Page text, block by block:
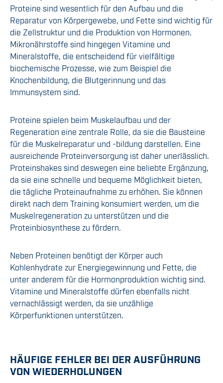
Proteine sind wesentlich für den Aufbau und die
Reparatur von Körpergewebe, und Fette sind wichtig für
die Zellstruktur und die Produktion von Hormonen.
Mikronährstoffe sind hingegen Vitamine und
Mineralstoffe, die entscheidend für vielfältige
biochemische Prozesse, wie zum Beispiel die
Knochenbildung, die Blutgerinnung und das
Immunsystem sind.
Proteine spielen beim Muskelaufbau und der
Regeneration eine zentrale Rolle, da sie die Bausteine
für die Muskelreparatur und -bildung darstellen. Eine
ausreichende Proteinversorgung ist daher unerlässlich.
Proteinshakes sind deswegen eine beliebte Ergänzung,
da sie eine schnelle und bequeme Möglichkeit bieten,
die tägliche Proteinaufnahme zu erhöhen. Sie können
direkt nach dem Training konsumiert werden, um die
Muskelregeneration zu unterstützen und die
Proteinbiosynthese zu fördern.
Neben Proteinen benötigt der Körper auch
Kohlenhydrate zur Energiegewinnung und Fette, die
unter anderem für die Hormonproduktion wichtig sind.
Vitamine und Mineralstoffe dürfen ebenfalls nicht
vernachlässigt werden, da sie unzählige
Körperfunktionen unterstützen.
HÄUFIGE FEHLER BEI DER AUSFÜHRUNG
VON WIEDERHOLUNGEN